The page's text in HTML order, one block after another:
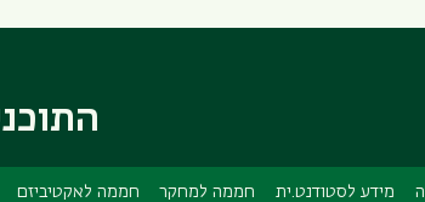
מידע לסטודנט.ית חממה למחקר חממה לאקטיביזם